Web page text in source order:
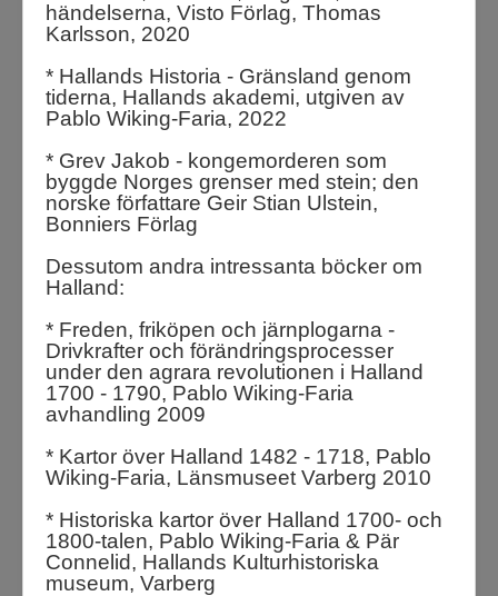
händelserna, Visto Förlag, Thomas
Karlsson, 2020
* Hallands Historia - Gränsland genom
tiderna, Hallands akademi, utgiven av
Pablo Wiking-Faria, 2022
* Grev Jakob - kongemorderen som
byggde Norges grenser med stein; den
norske författare Geir Stian Ulstein,
Bonniers Förlag
Dessutom andra intressanta böcker om
Halland:
* Freden, friköpen och järnplogarna -
Drivkrafter och förändringsprocesser
under den agrara revolutionen i Halland
1700 - 1790, Pablo Wiking-Faria
avhandling 2009
* Kartor över Halland 1482 - 1718, Pablo
Wiking-Faria, Länsmuseet Varberg 2010
* Historiska kartor över Halland 1700- och
1800-talen, Pablo Wiking-Faria & Pär
Connelid, Hallands Kulturhistoriska
museum, Varberg